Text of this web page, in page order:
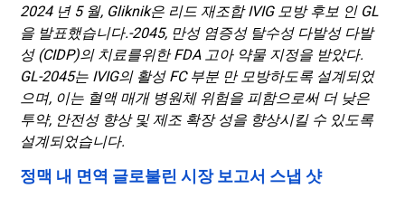
2024 년 5 월, Gliknik은 리드 재조합 IVIG 모방 후보 인 GL
을 발표했습니다.-2045, 만성 염증성 탈수성 다발성 다발
성 (CIDP)의 치료를위한 FDA 고아 약물 지정을 받았다.
GL-2045는 IVIG의 활성 FC 부분 만 모방하도록 설계되었
으며, 이는 혈액 매개 병원체 위험을 피함으로써 더 낮은
투약, 안전성 향상 및 제조 확장 성을 향상시킬 수 있도록
설계되었습니다.
정맥 내 면역 글로불린 시장 보고서 스냅 샷